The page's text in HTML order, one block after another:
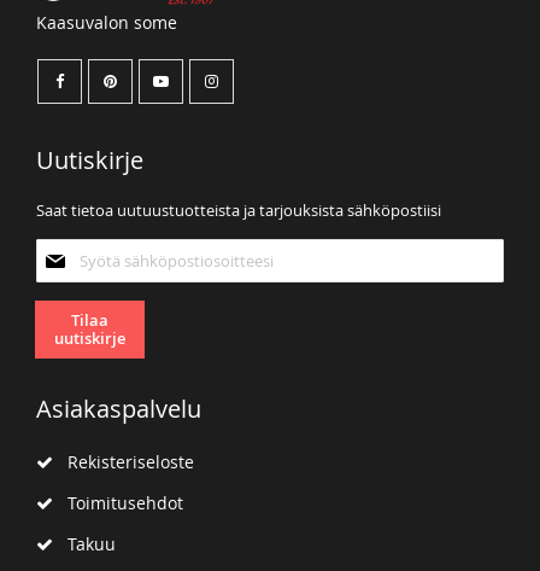
Kaasuvalon some
Uutiskirje
Saat tietoa uutuustuotteista ja tarjouksista sähköpostiisi
uutiskirjeemme:
Tilaa
uutiskirje
Asiakaspalvelu
Rekisteriseloste
Toimitusehdot
Takuu